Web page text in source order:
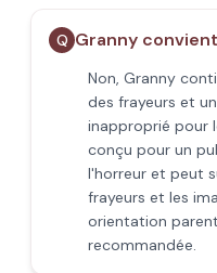
Q Granny
Non, Granny
des frayeurs et
inapproprié pour
conçu pour un
l'horreur et peut
frayeurs et les
orientation
recommandée.